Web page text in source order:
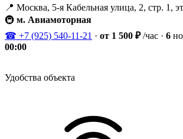
📍 Москва, 5-я Кабельная улица, 2, стр. 1,
🚇 м. Авиамоторная
☎ +7 (925) 540-11-21 · от 1 500 ₽/час · 6
00:00
Удобства объекта